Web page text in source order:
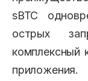
sBTC
острых
комплексный